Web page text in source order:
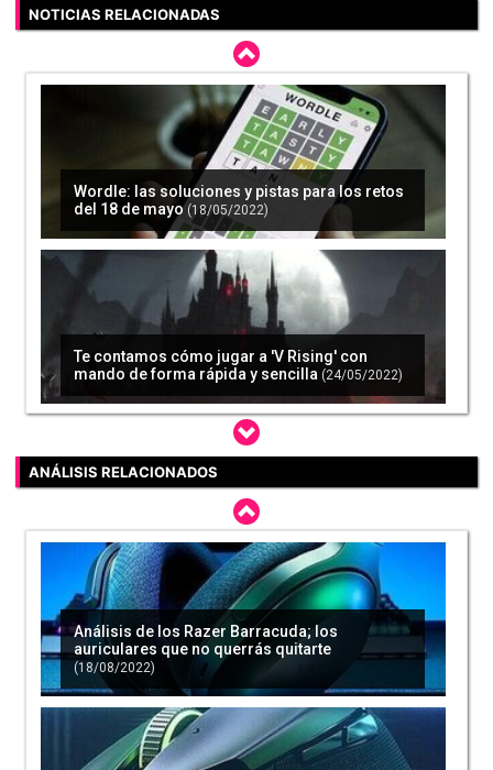
NOTICIAS RELACIONADAS
Wordle: las soluciones y pistas para los retos
del 18 de mayo (18/05/2022)
Te contamos cómo jugar a 'V Rising' con
mando de forma rápida y sencilla (24/05/2022)
'V Rising' ya ha vendido más de 1 millón de
copias en Steam, en tan solo una semana
(25/05/2022)
'V Rising' estrena el esperado modo offline y
más novedades en su nueva actualización
(26/05/2022)
ANÁLISIS RELACIONADOS
Análisis de los Razer Barracuda; los
auriculares que no querrás quitarte
(18/08/2022)